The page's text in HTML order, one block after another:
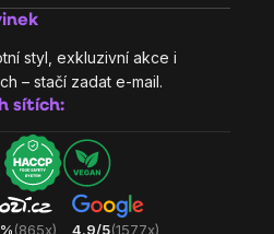
styl, exkluzivní akce i
– stačí zadat e-mail.
sítích:
(865x) 4.9/5(1577x)